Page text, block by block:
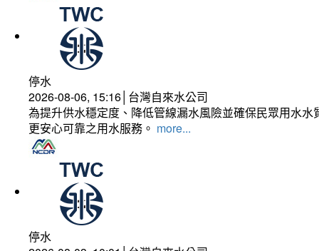
停水
2026-08-06, 15:16│台灣自來水公司
為提升供水穩定度、降低管線漏水風險並確保民眾用水
更安心可靠之用水服務。 more...
停水